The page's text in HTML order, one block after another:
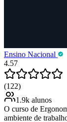
Ensino Nacional
4.57
(122)
1.9k alunos
O curso de
ambiente de